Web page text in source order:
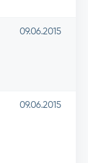
09.06.2015
09.06.2015